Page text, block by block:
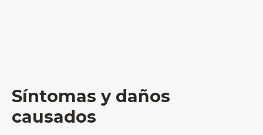
Síntomas y daños
causados